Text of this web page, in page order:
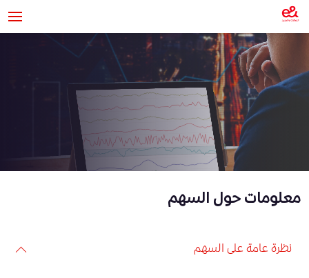
معلومات حول السهم
نظرة عامة على السهم